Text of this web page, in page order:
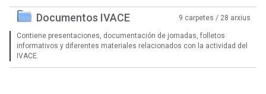
Documentos IVACE 9 carpetes / 28 arxius
Contiene presentaciones, documentación de jornadas, folletos
informativos y diferentes materiales relacionados con la actividad del
IVACE.